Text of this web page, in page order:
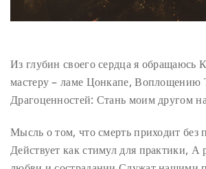
Из глубин своего сердца я обращаюсь
мастеру – ламе Цонкапе, Воплощению
Драгоценностей: Стань моим другом
Мысль о том, что смерть приходит без
Действует как стимул для практики, А